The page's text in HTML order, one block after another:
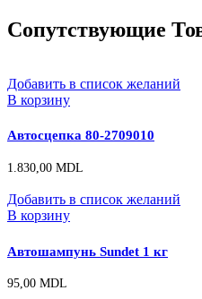
Сопутствующие
Добавить в список желаний
В корзину
Автосцепка 80-2709010
1.830,00 MDL
Добавить в список желаний
В корзину
Автошампунь Sundet 1 кг
95,00 MDL